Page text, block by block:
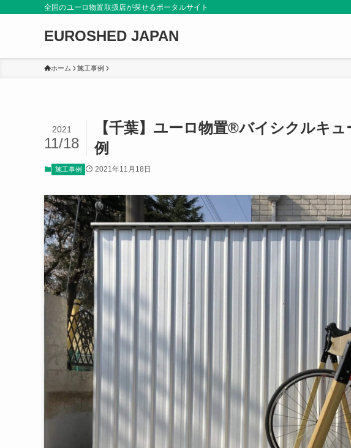
全国のユーロ物置取扱店が探せるポータルサイト
EUROSHED JAPAN
ホーム 施工事例
【千葉】ユーロ物置®バイシクルキ
例
2021
11/18
施工事例 2021年11月18日